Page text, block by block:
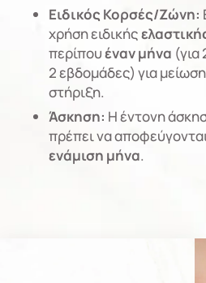
Ειδικός Κορσές/Ζώνη:
χρήση ειδικής
περίπουέναν μήνα
2 εβδομάδες) για
στήριξη.
Άσκηση: Η έντονη
πρέπει να
ενάμιση μήνα.